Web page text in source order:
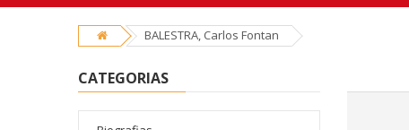
BALESTRA, Carlos Fontan
CATEGORIAS